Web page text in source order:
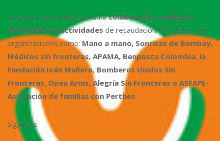
Durante todos estos años hacolaborado y realizado
diversidad de actividades de recaudación de fondos con
organizaciones como: Mano a mano, Sonrisas de Bombay,
Médicos sin fronteras, APAMA, Benposta Colombia, la
Fundación Iván Mañero, Bomberos Unidos Sin
Fronteras, Open Arms, Alegría Sin Fronteras o ASFAPE-
Asociación de familias con Perthes.
Síguenos